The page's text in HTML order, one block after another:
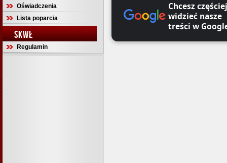
Oświadczenia
Lista poparcia
SKWŁ
Regulamin
Chcesz częściej
widzieć nasze
treści w